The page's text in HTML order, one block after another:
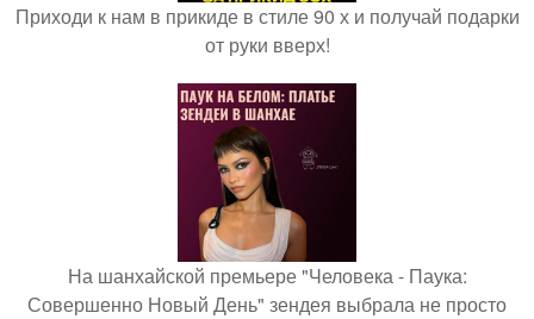
Приходи к нам в прикиде в стиле 90 х и получай подарки
от руки вверх!
На шанхайской премьере "Человека - Паука:
Совершенно Новый День" зендея выбрала не просто